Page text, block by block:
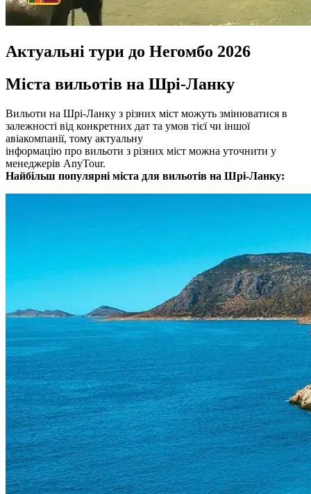
Актуальні тури до Негомбо 2026
Міста вильотів на Шрі-Ланку
Вильоти на Шрі-Ланку з різних міст можуть змінюватися в
залежності від конкретних дат та умов тієї чи іншої
авіакомпанії, тому актуальну
інформацію про вильоти з різних міст можна уточнити у
менеджерів AnyTour.
Найбільш популярні міста для вильотів на Шрі-Ланку: